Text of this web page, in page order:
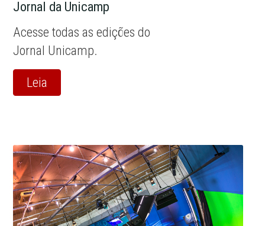
Jornal da Unicamp
Acesse todas as edições do
Jornal Unicamp.
Leia